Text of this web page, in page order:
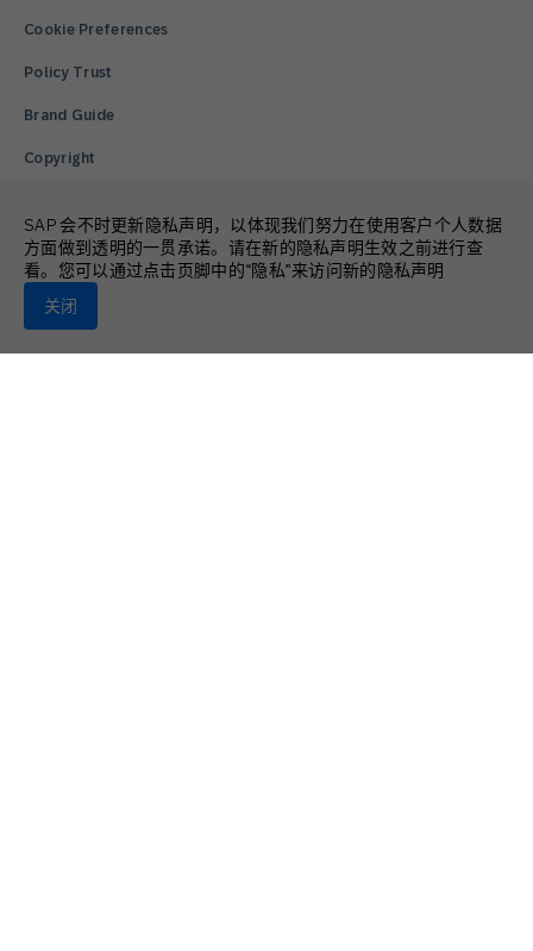
There is no more post!.
SAP 会不时更新隐私声明，以体现我们努力在使用客户个人数据
方面做到透明的一贯承诺。请在新的隐私声明生效之前进行查
看。您可以通过点击页脚中的“隐私”来访问新的隐私声明
关闭
Cookie Preferences
Policy Trust
Brand Guide
Copyright
© 2026 SAP Engagement Cloud. All rights reserved.